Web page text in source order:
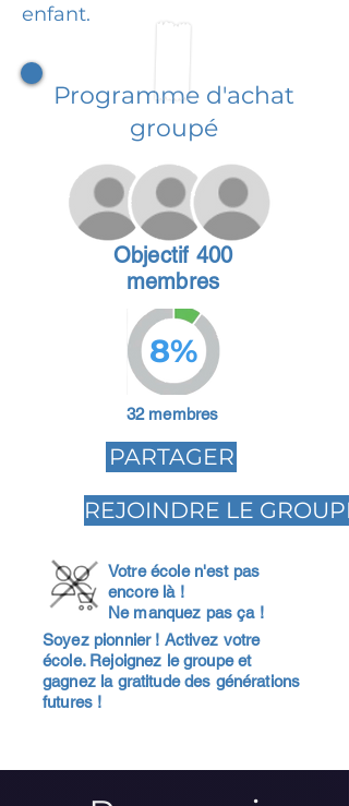
enfant.
Programme d'achat
groupé
Objectif 400
membres
8%
32 membres
PARTAGER
REJOINDRE LE GROUPE
Votre école n'est pas
encore là !
Ne manquez pas ça !
Soyez pionnier ! Activez votre
école. Rejoignez le groupe et
gagnez la gratitude des générations
futures !